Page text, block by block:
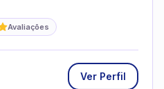
Avaliações
Ver Perfil